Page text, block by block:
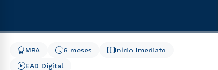
Início Imediato
6 meses
MBA
EAD Digital